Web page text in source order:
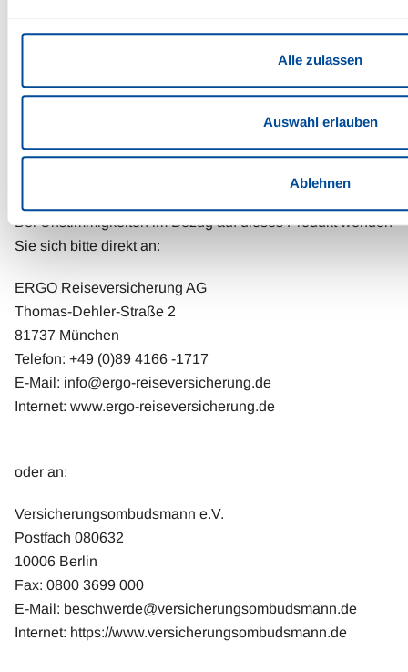
Alle zulassen
Auswahl erlauben
Ablehnen
Im Rahmen Ihrer Online-Reservierung bieten wir Ihnen die
Möglichkeit zum zusätzlichen Abschluss eine
Reiseversicherung über unseren Partner "ERGO
Bitte beachten Sie, dass diese Zusatzleistung lediglich
Bei Unstimmigkeiten im Bezug auf dieses Produkt wenden
Sie sich bitte direkt an:
ERGO Reiseversicherung AG
Thomas-Dehler-Straße 2
81737 München
Telefon: +49 (0)89 4166 -1717
E-Mail: info@ergo-reiseversicherung.de
Internet: www.ergo-reiseversicherung.de
oder an:
Versicherungsombudsmann e.V.
Postfach 080632
10006 Berlin
Fax: 0800 3699 000
E-Mail: beschwerde@versicherungsombudsmann.de
Internet: https://www.versicherungsombudsmann.de